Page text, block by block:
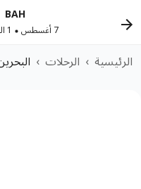
BAH
7 أغسطس 1 المسافرين
الرئيسية › الرحلات ›